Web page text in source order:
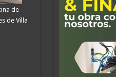
de
de Villa